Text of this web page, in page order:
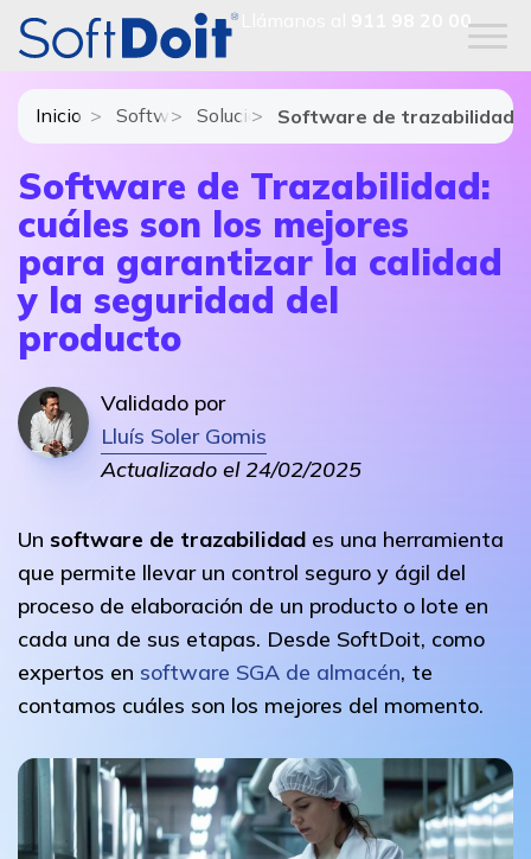
911 98 20 00
Inicio Software Gestión de Almacén - SGA
Soluciones y módulos de Software
Software de trazabilidad
Software de Trazabilidad:
cuáles son los mejores
para garantizar la calidad
y la seguridad del
producto
Validado por
Lluís Soler Gomis
Actualizado el 24/02/2025
Un software de trazabilidad es una herramienta
que permite llevar un control seguro y ágil del
proceso de elaboración de un producto o lote en
cada una de sus etapas. Desde SoftDoit, como
expertos en software SGA de almacén, te
contamos cuáles son los mejores del momento.